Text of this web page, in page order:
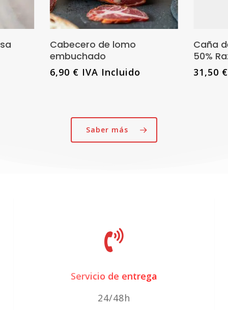
Añadir Al Carrito
Cabecero de lomo
embuchado
6,90 € IVA Incluido
Caña
50%
31,50 €
Este
producto
tiene
múltiples
variantes.
Saber más
Servicio de entrega
24/48h